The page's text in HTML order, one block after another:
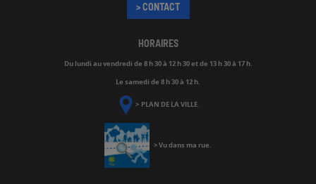
> CONTACT
HORAIRES
Du lundi au vendredi de 8 h 30 à 12 h 30 et de 13 h 30 à 17 h.
Le samedi de 8 h 30 à 12 h.
> PLAN DE LA VILLE.
>Vu dans ma rue.